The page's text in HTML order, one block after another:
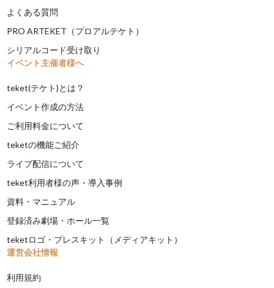
よくある質問
PRO ARTEKET（プロアルテケト）
シリアルコード受け取り
イベント主催者様へ
teket(テケト)とは？
イベント作成の方法
ご利用料金について
teketの機能ご紹介
ライブ配信について
teket利用者様の声・導入事例
資料・マニュアル
登録済み劇場・ホール一覧
teketロゴ・プレスキット（メディアキット）
運営会社情報
利用規約